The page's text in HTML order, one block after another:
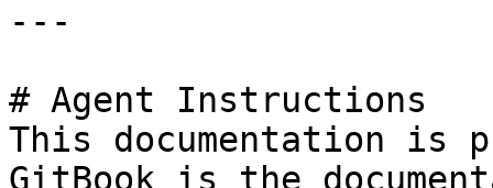
---
# Agent Instructions
This documentation is
GitBook is the